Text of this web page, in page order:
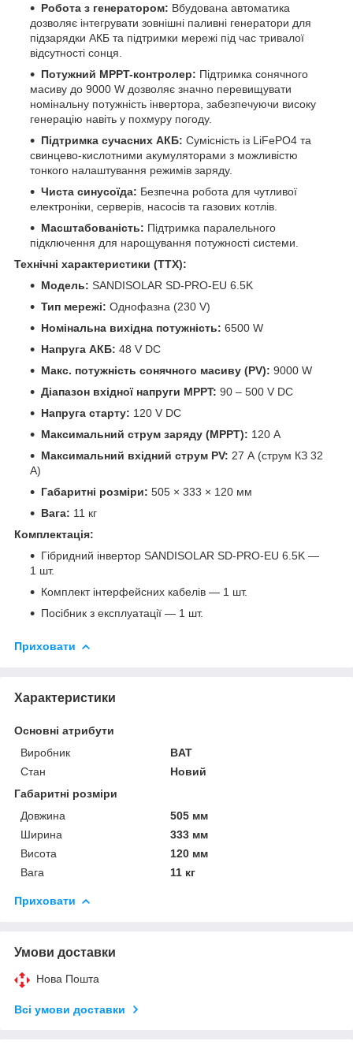
Робота з генератором: Вбудована автоматика
дозволяє інтегрувати зовнішні паливні генератори для
підзарядки АКБ та підтримки мережі під час тривалої
відсутності сонця.
Потужний MPPT-контролер: Підтримка сонячного
масиву до 9000 W дозволяє значно перевищувати
номінальну потужність інвертора, забезпечуючи високу
генерацію навіть у похмуру погоду.
Підтримка сучасних АКБ: Сумісність із LiFePO4 та
свинцево-кислотними акумуляторами з можливістю
тонкого налаштування режимів заряду.
Чиста синусоїда: Безпечна робота для чутливої
електроніки, серверів, насосів та газових котлів.
Масштабованість: Підтримка паралельного
підключення для нарощування потужності системи.
Технічні характеристики (ТТХ):
Модель: SANDISOLAR SD-PRO-EU 6.5K
Тип мережі: Однофазна (230 V)
Номінальна вихідна потужність: 6500 W
Напруга АКБ: 48 V DC
Макс. потужність сонячного масиву (PV): 9000 W
Діапазон вхідної напруги MPPT: 90 – 500 V DC
Напруга старту: 120 V DC
Максимальний струм заряду (MPPT): 120 А
Максимальний вхідний струм PV: 27 А (струм КЗ 32
А)
Габаритні розміри: 505 × 333 × 120 мм
Вага: 11 кг
Комплектація:
Гібридний інвертор SANDISOLAR SD-PRO-EU 6.5K —
1 шт.
Комплект інтерфейсних кабелів — 1 шт.
Посібник з експлуатації — 1 шт.
Приховати
Характеристики
Основні атрибути
Виробник
BAT
Стан
Новий
Габаритні розміри
Довжина
505 мм
Ширина
333 мм
Висота
120 мм
Вага
11 кг
Приховати
Умови доставки
Нова Пошта
Всі умови доставки